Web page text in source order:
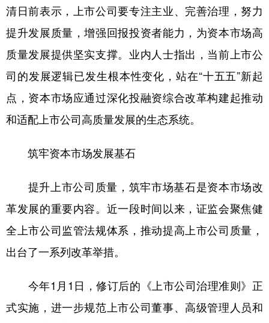
文化 书画 军事
法律 中央文件 金融 汽车
食品 人居 信息化 数字经济
学术中国 乡村振兴 银龄
城市
北京 天津 河北 山西
清日前表示，上市公司要专注主业、完善治理，努力
提升发展质量，增强回报投资者能力，为资本市场高
质量发展提供坚实支撑。业内人士指出，当前上市公
司的发展逻辑已发生根本性变化，站在“十五五”新起
点，资本市场应通过深化投融资综合改革构建起推动
和适配上市公司高质量发展的生态系统。
筑牢资本市场发展基石
提升上市公司质量，筑牢市场基石是资本市场改
革发展的重要内容。近一段时间以来，证监会聚焦健
全上市公司监管法规体系，推动提高上市公司质量，
出台了一系列改革举措。
今年1月1日，修订后的《上市公司治理准则》正
式实施，进一步规范上市公司董事、高级管理人员和